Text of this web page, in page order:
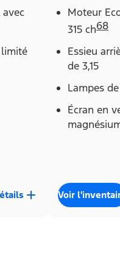
avec
limité
Moteur
315 ch68
Essieu
de 3,15
Lampes
Écran en
Voir